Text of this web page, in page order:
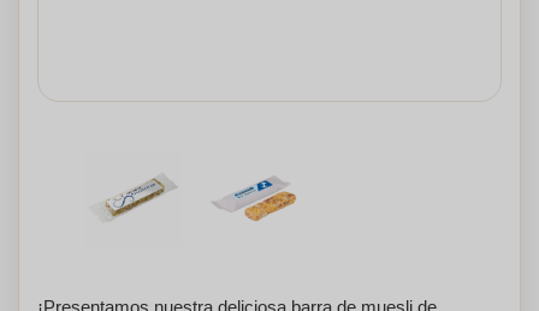
¡Presentamos nuestra deliciosa barra de muesli de